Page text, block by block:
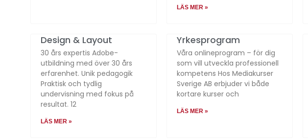
LÄS MER »
Design & Layout
30 års expertis Adobe-
utbildning med över 30 års
erfarenhet. Unik pedagogik
Praktisk och tydlig
undervisning med fokus på
resultat. 12
LÄS MER »
Yrkesprogram
Våra onlineprogram – för dig
som vill utveckla professionell
kompetens Hos Mediakurser
Sverige AB erbjuder vi både
kortare kurser och
LÄS MER »